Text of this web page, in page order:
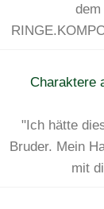
Charaktere
"Ich hätte
Bruder. Mein
mit